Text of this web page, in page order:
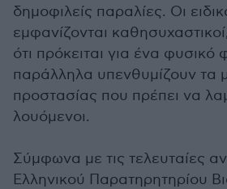
δημοφιλείς παραλίες. Οι
εμφανίζονται
ότι πρόκειται για ένα
παράλληλα υπενθυμίζουν τα
προστασίας που πρέπει να
λουόμενοι.
Σύμφωνα με τις τελευταίες
Ελληνικού Παρατηρητηρίου